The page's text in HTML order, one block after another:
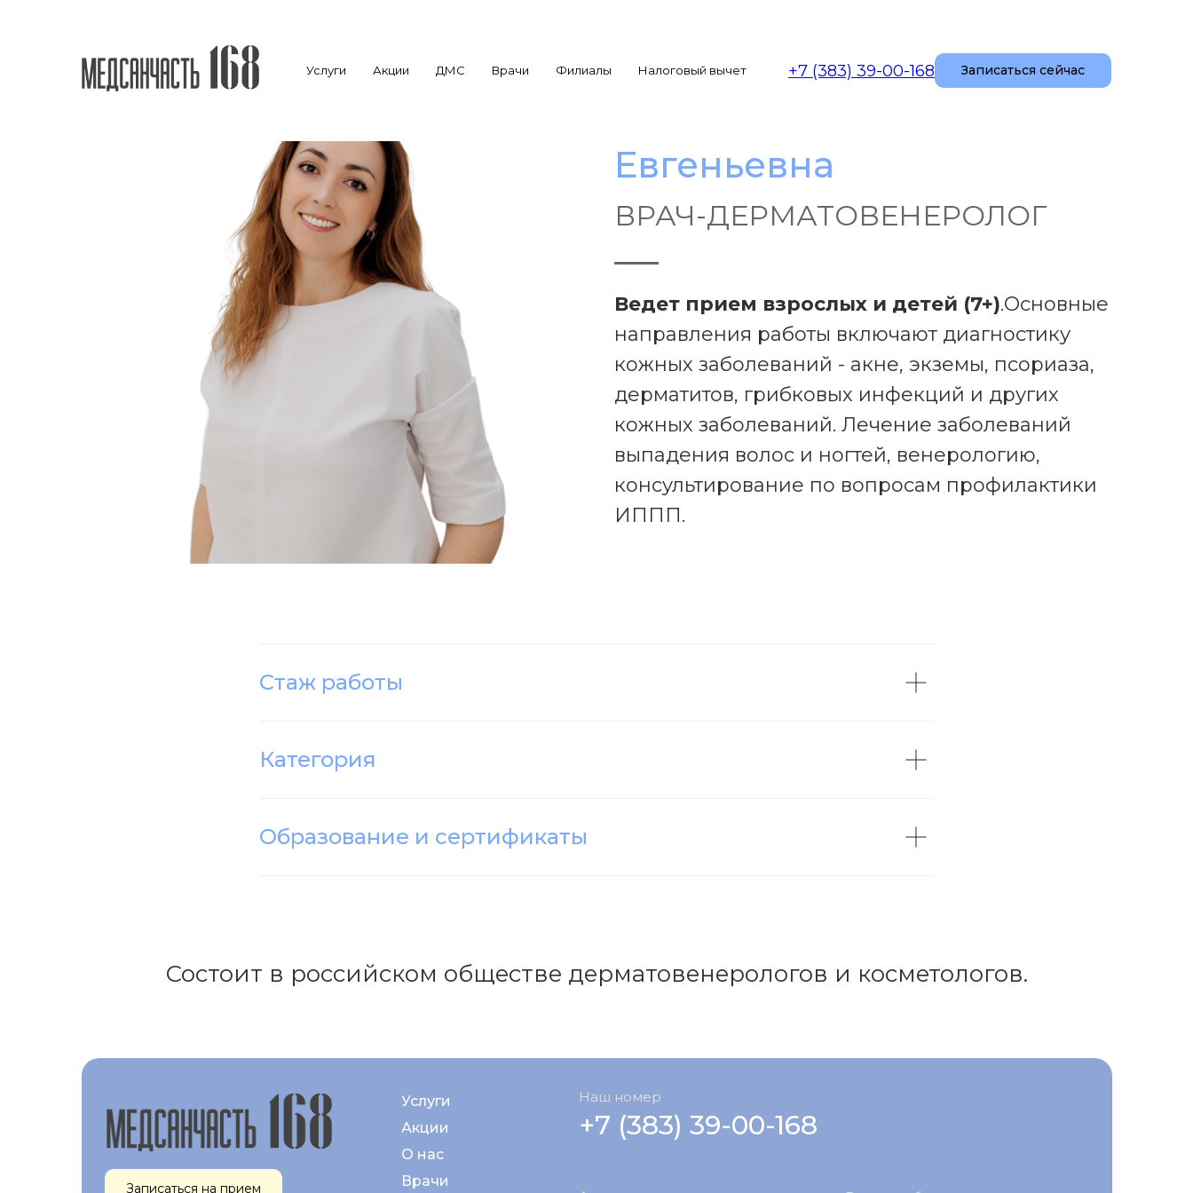
Услуги Акции ДМС Врачи Филиалы Налоговый вычет +7 (383) 39-00-168 Записаться сейчас
Евгеньевна
ВРАЧ-ДЕРМАТОВЕНЕРОЛОГ
Ведет прием взрослых и детей (7+).Основные
направления работы включают диагностику
кожных заболеваний - акне, экземы, псориаза,
дерматитов, грибковых инфекций и других
кожных заболеваний. Лечение заболеваний
выпадения волос и ногтей, венерологию,
консультирование по вопросам профилактики
ИППП.
Стаж работы
Категория
Образование и сертификаты
Состоит в российском обществе дерматовенерологов и косметологов.
Услуги
Акции
Врачи
О нас
+7 (383) 39-00-168
Наш номер
Записаться на прием